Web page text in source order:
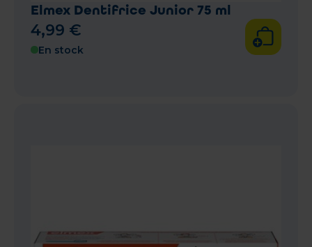
Elmex Dentifrice Junior 75 ml
4,99 €
En stock